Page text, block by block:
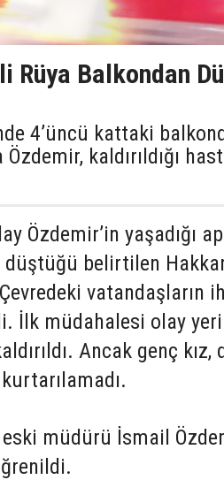
Balkondan
4’üncü kattaki
kaldırıldığı
Özdemir’in yaşadığı
belirtilen
vatandaşların
İlk müdahalesi olay
Ancak genç kız,
eski müdürü İsmail